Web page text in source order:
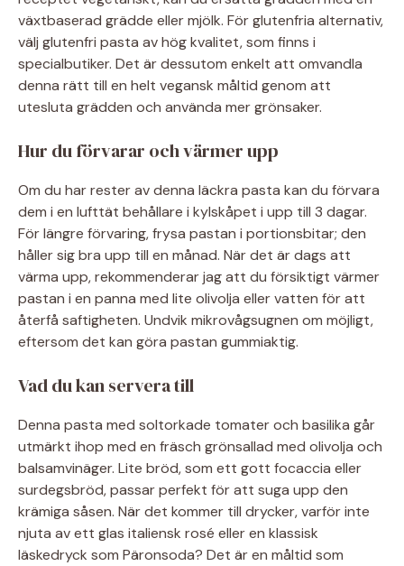
växtbaserad grädde eller mjölk. För glutenfria alternativ,
välj glutenfri pasta av hög kvalitet, som finns i
specialbutiker. Det är dessutom enkelt att omvandla
denna rätt till en helt vegansk måltid genom att
utesluta grädden och använda mer grönsaker.
Hur du förvarar och värmer upp
Om du har rester av denna läckra pasta kan du förvara
dem i en lufttät behållare i kylskåpet i upp till 3 dagar.
För längre förvaring, frysa pastan i portionsbitar; den
håller sig bra upp till en månad. När det är dags att
värma upp, rekommenderar jag att du försiktigt värmer
pastan i en panna med lite olivolja eller vatten för att
återfå saftigheten. Undvik mikrovågsugnen om möjligt,
eftersom det kan göra pastan gummiaktig.
Vad du kan servera till
Denna pasta med soltorkade tomater och basilika går
utmärkt ihop med en fräsch grönsallad med olivolja och
balsamvinäger. Lite bröd, som ett gott focaccia eller
surdegsbröd, passar perfekt för att suga upp den
krämiga såsen. När det kommer till drycker, varför inte
njuta av ett glas italiensk rosé eller en klassisk
läskedryck som Päronsoda? Det är en måltid som